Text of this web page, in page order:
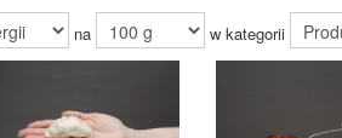
na w kategorii